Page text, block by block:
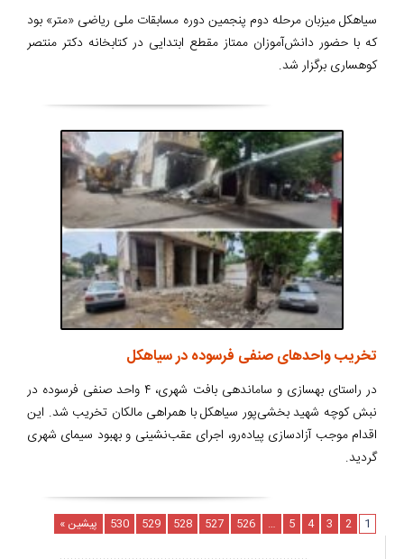
سیاهکل میزبان مرحله دوم پنجمین دوره مسابقات ملی ریاضی «متر» بود
که با حضور دانش‌آموزان ممتاز مقطع ابتدایی در کتابخانه دکتر منتصر
کوهساری برگزار شد.
تخریب واحدهای صنفی فرسوده در سیاهکل
در راستای بهسازی و ساماندهی بافت شهری، ۴ واحد صنفی فرسوده در
نبش کوچه شهید بخشی‌پور سیاهکل با همراهی مالکان تخریب شد. این
اقدام موجب آزادسازی پیاده‌رو، اجرای عقب‌نشینی و بهبود سیمای شهری
گردید.
1
2
3
4
5
…
526
527
528
529
530 پیشین »